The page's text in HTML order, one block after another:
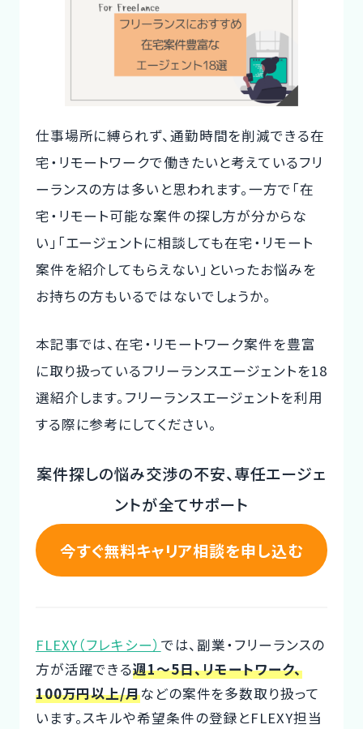
コーディネーター紹介
イベント/マガジン
今すぐ無料で登録 ログイン
CTOイベント
CTO Event
CTOインタビュー
開発手法と体制
Development method
フリーランス副業ノウハウ
Examples of companies
デザイナー
Designer
n
a
o
o
k
仕事場所に縛られず、通勤時間を削減できる在
宅・リモートワークで働きたいと考えているフリ
ーランスの方は多いと思われます。一方で「在
宅・リモート可能な案件の探し方が分からな
い」「エージェントに相談しても在宅・リモート
案件を紹介してもらえない」といったお悩みを
お持ちの方もいるではないでしょうか。
本記事では、在宅・リモートワーク案件を豊富
に取り扱っているフリーランスエージェントを18
選紹介します。フリーランスエージェントを利用
する際に参考にしてください。
案件探しの悩み交渉の不安、専任エージェ
ントが全てサポート
今すぐ無料キャリア相談を申し込む
FLEXY（フレキシー） では、副業・フリーランスの
方が活躍できる週1～5日、リモートワーク、
100万円以上/月などの案件を多数取り扱って
います。スキルや希望条件の登録とFLEXY担当